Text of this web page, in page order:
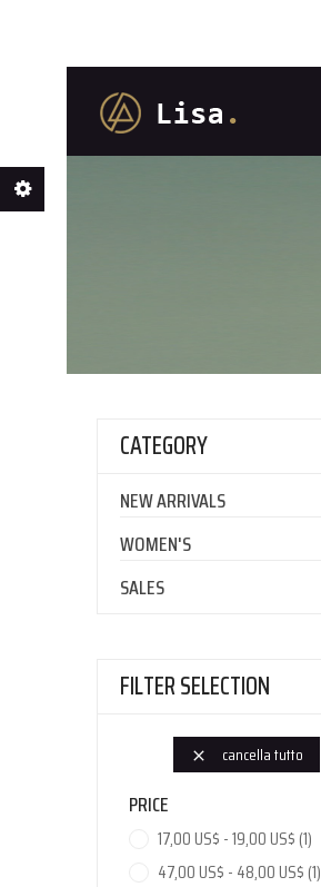
CATEGORY
NEW ARRIVALS
WOMEN'S
SALES
FILTER SELECTION
 cancella tutto
PRICE
17,00 US$ - 19,00 US$ (1)
47,00 US$ - 48,00 US$ (1)